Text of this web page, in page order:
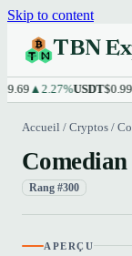
Skip to content
TBN
▲2.27%USDT
Accueil / Cryptos /
Comedian
Rang #300
APERÇU